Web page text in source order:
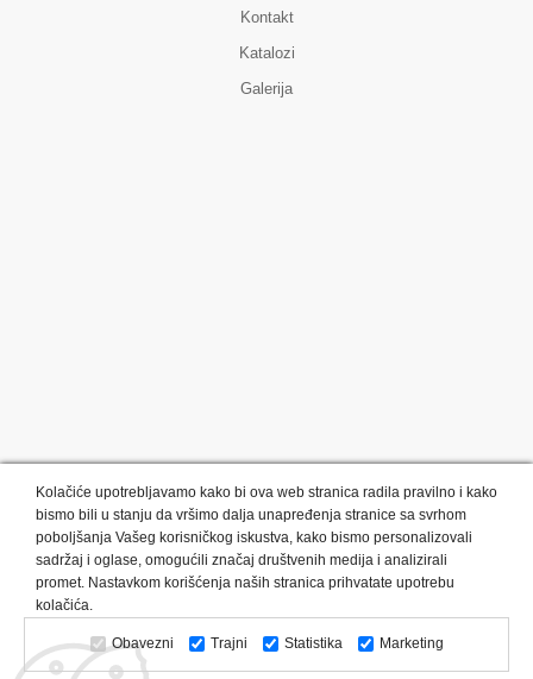
Kontakt
Katalozi
Galerija
Kategorije proizvoda: Olovke i markeri
Privesci i trakice
Upaljači
USB Tehnologija Tekstil
Kačketi i kape
Notesi i rokovnici
Kancelarija Satovi
Kišobrani
Kolačiće upotrebljavamo kako bi ova web stranica radila pravilno i kako
bismo bili u stanju da vršimo dalja unapređenja stranice sa svrhom
poboljšanja Vašeg korisničkog iskustva, kako bismo personalizovali
sadržaj i oglase, omogućili značaj društvenih medija i analizirali
promet. Nastavkom korišćenja naših stranica prihvatate upotrebu
kolačića.
Obavezni Trajni Statistika Marketing